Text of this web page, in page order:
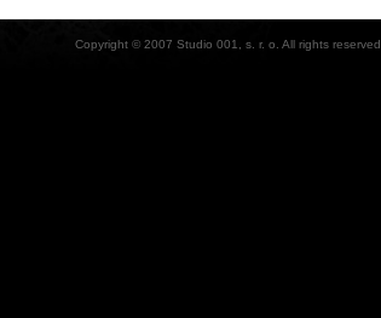
Copyright © 2007 Studio 001, s. r. o. All rights reserved.